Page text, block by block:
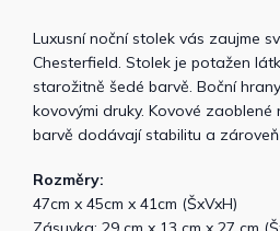
Luxusní noční stolek vás zaujme
Chesterfield. Stolek je potažen
starožitně šedé barvě. Boční
kovovými druky. Kovové zaoblené
barvě dodávají stabilitu a zároveň
Rozměry:
47cm x 45cm x 41cm (ŠxVxH)